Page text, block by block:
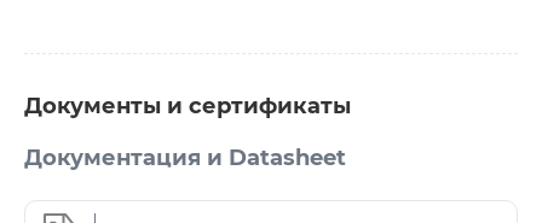
Документы и сертификаты
Документация и Datasheet